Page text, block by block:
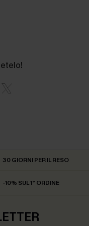
30 GIORNI PER IL RESO
-10% SUL 1° ORDINE